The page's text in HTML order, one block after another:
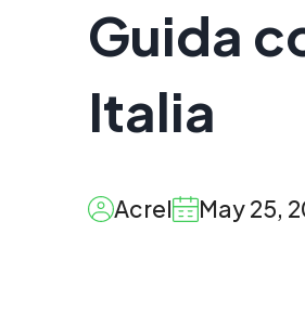
Guida
Italia
Acrel May 25,